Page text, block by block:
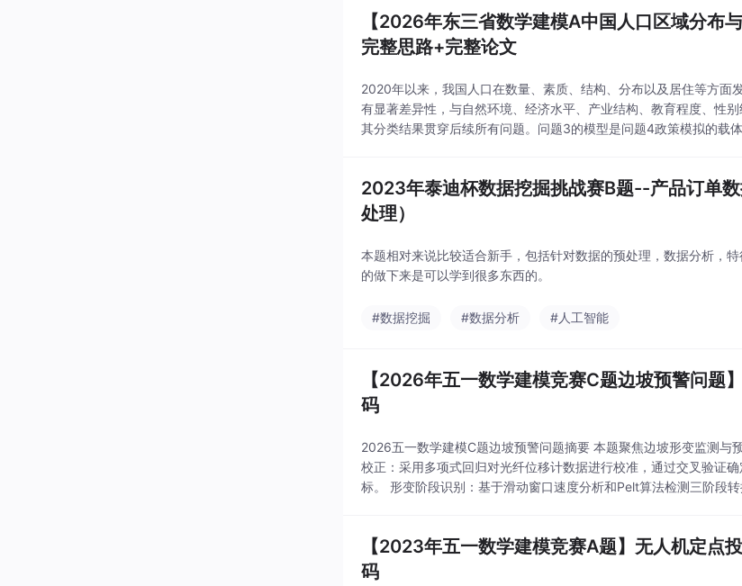
【2026年东三省数学建模A中国人口区域分布
完整思路+完整论文
2020年以来，我国人口在数量、素质、结构、分布以及居住等方面
有显著差异性，与自然环境、经济水平、产业结构、教育程度、性
其分类结果贯穿后续所有问题。问题3的模型是问题4政策模拟的载体
2023年泰迪杯数据挖掘挑战赛B题--产品订单
处理）
本题相对来说比较适合新手，包括针对数据的预处理，数据分析，
的做下来是可以学到很多东西的。
#数据挖掘 #数据分析 #人工智能
【2026年五一数学建模竞赛C题边坡预警问题
码
2026五一数学建模C题边坡预警问题摘要 本题聚焦边坡形变监测与
校正：采用多项式回归对光纤位移计数据进行校准，通过交叉验证
标。 形变阶段识别：基于滑动窗口速度分析和Pelt算法检测三阶段
【2023年五一数学建模竞赛A题】无人机定点
码